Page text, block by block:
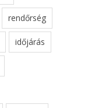
rendőrség
időjárás